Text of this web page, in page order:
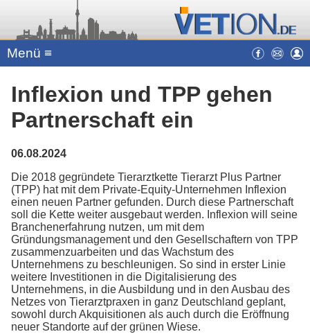
Menü ≡
Inflexion und TPP gehen
Partnerschaft ein
06.08.2024
Die 2018 gegründete Tierarztkette Tierarzt Plus Partner
(TPP) hat mit dem Private-Equity-Unternehmen Inflexion
einen neuen Partner gefunden. Durch diese Partnerschaft
soll die Kette weiter ausgebaut werden. Inflexion will seine
Branchenerfahrung nutzen, um mit dem
Gründungsmanagement und den Gesellschaftern von TPP
zusammenzuarbeiten und das Wachstum des
Unternehmens zu beschleunigen. So sind in erster Linie
weitere Investitionen in die Digitalisierung des
Unternehmens, in die Ausbildung und in den Ausbau des
Netzes von Tierarztpraxen in ganz Deutschland geplant,
sowohl durch Akquisitionen als auch durch die Eröffnung
neuer Standorte auf der grünen Wiese.